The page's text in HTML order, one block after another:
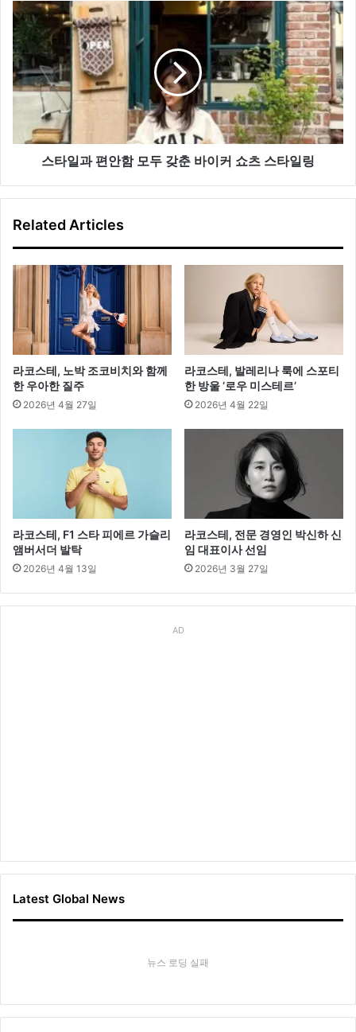
반
영
한
새
로
운
컬
스
타
일
과
편
안
두
커
스
링
스타일과 편안함 모두 갖춘 바이커 쇼츠 스타일링
Related Articles
라코스테, 노박 조코비치와 함께
한 우아한 질주
2026년 4월 27일
라코스테, 발레리나 룩에 스포티
한 방울 ‘로우 미스테르’
2026년 4월 22일
라코스테, F1 스타 피에르 가슬리
앰버서더 발탁
2026년 4월 13일
라코스테, 전문 경영인 박신하 신
임 대표이사 선임
2026년 3월 27일
AD
Latest Global News
뉴스 로딩 실패